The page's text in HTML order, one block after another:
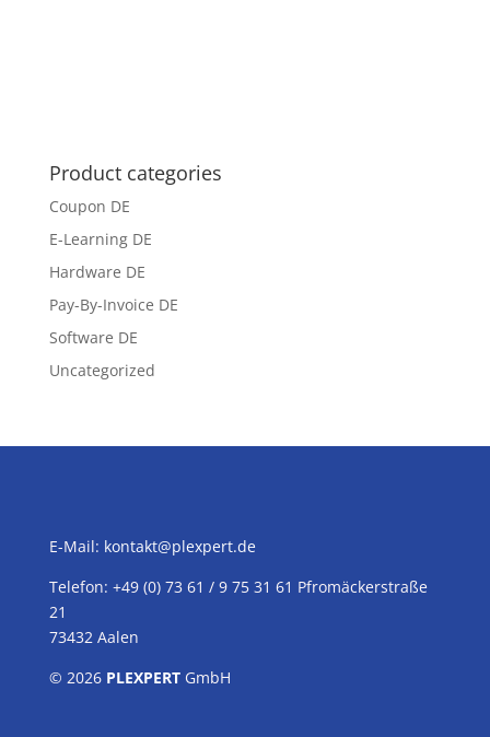
Product categories
Coupon DE
E-Learning DE
Hardware DE
Pay-By-Invoice DE
Software DE
Uncategorized
E-Mail: kontakt@plexpert.de
Telefon: +49 (0) 73 61 / 9 75 31 61 Pfromäckerstraße
21
73432 Aalen
© 2026 PLEXPERTGmbH